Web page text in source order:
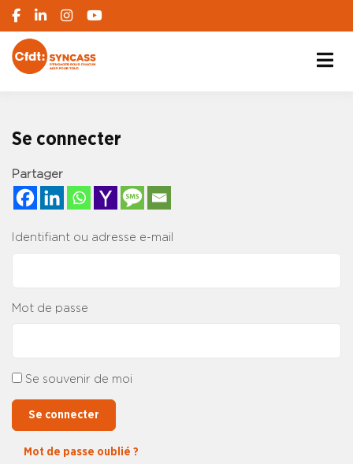
Se connecter
Partager
Identifiant ou adresse e-mail
Mot de passe
Se souvenir de moi
Se connecter
Mot de passe oublié ?